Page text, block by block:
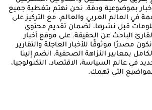
بموضوعية ودقة. نحن نهتم بتغطية جميع
في العالم العربي والعالم، مع التركيز على
قبل نشرها، لضمان تقديم محتوى
الباحث عن الحقيقة. على موقع أخبار
مصدرًا موثوقًا للأخبار العاجلة والتقارير
الكامل بمعايير النزاهة الصحفية. انضم إلينا
في عالم السياسة، الاقتصاد، التكنولوجيا،
التي تهمك.